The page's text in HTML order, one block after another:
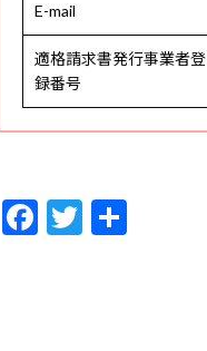
E-mail
適格請求書発行事業者登
録番号
F
T